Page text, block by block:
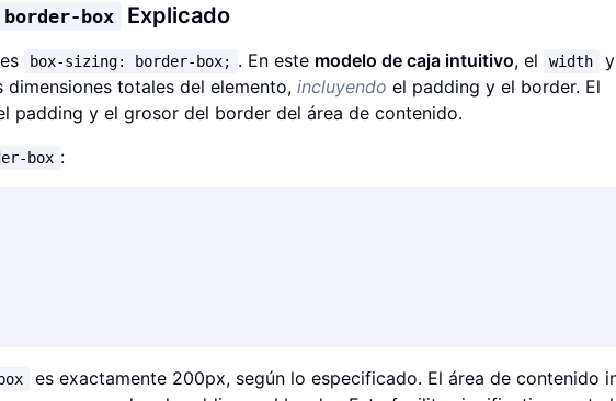
border-box Explicado
box-sizing: border-box; . En este modelo de caja intuitivo, el width y
dimensiones totales del elemento, incluyendo el padding y el border. El
padding y el grosor del border del área de contenido.
box :
es exactamente 200px, según lo especificado. El área de contenido